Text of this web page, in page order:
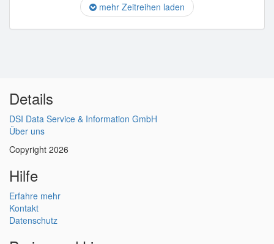
mehr Zeitreihen laden
Details
DSI Data Service & Information GmbH
Über uns
Copyright 2026
Hilfe
Erfahre mehr
Kontakt
Datenschutz